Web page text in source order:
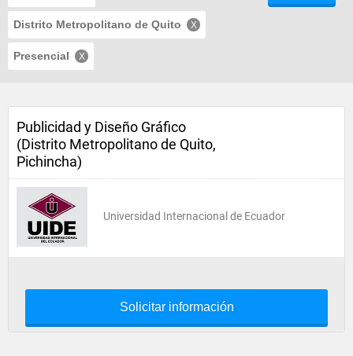
Distrito Metropolitano de Quito
Presencial
Publicidad y Diseño Gráfico
(Distrito Metropolitano de Quito,
Pichincha)
Universidad Internacional de Ecuador
Solicitar información